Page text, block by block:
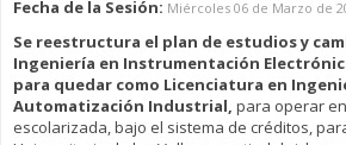
Fecha de la Sesión: Miércoles 06 de Marzo de
Se reestructura el plan de estudios y
Ingeniería en Instrumentación
para quedar como Licenciatura en
Automatización Industrial, para operar
escolarizada, bajo el sistema de créditos,